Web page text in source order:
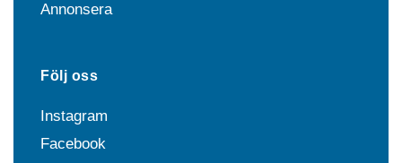
Annonsera
Följ oss
Instagram
Facebook